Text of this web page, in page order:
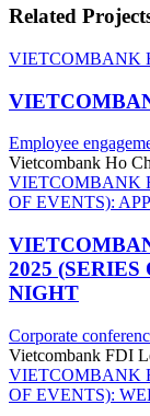
Related
VIETCOMBANK
Employee
Vietcombank Ho
VIETCOMBANK
OF EVENTS):
2025
NIGHT
Corporate
Vietcombank FDI
VIETCOMBANK
OF EVENTS):